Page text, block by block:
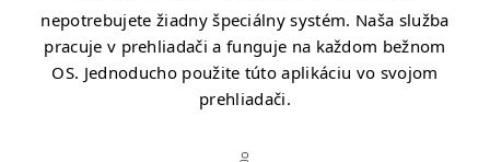
nepotrebujete žiadny špeciálny systém. Naša služba
pracuje v prehliadači a funguje na každom bežnom
OS. Jednoducho použite túto aplikáciu vo svojom
prehliadači.